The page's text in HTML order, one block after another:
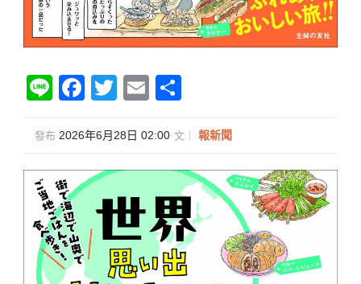
Li
n
e
F
a
c
e
b
o
o
k
T
wi
tt
er
E
m
ail
享
發布 2026年6月28日 02:00·文｜ 報新聞